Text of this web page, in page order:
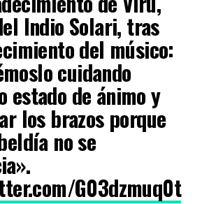
Indio Solari, tras
del músico:
cuidando
estado de ánimo y
los brazos porque
no se
G03dzmuq0t